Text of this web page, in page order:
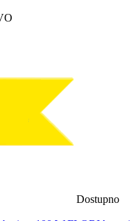
Dostupno